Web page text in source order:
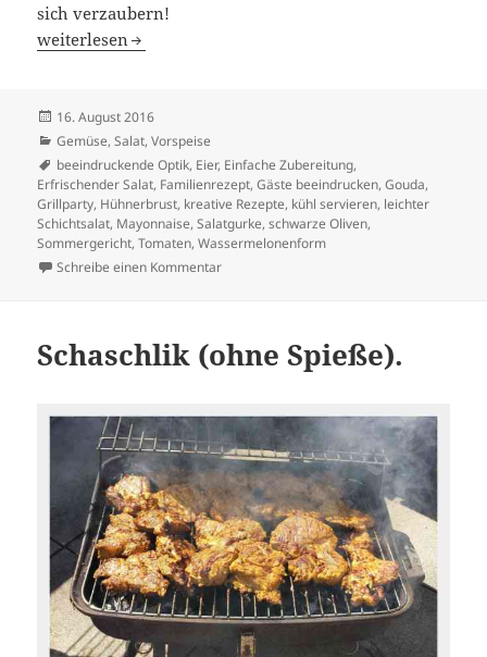
sich verzaubern!
Erfrischender, leichter Schichtsalat in
weiterlesen
Veröffentlicht
am
16. August 2016
Kategorien
Gemüse,Salat,Vorspeise
Schlagwörter
beeindruckende Optik, Eier, Einfache Zubereitung,
Erfrischender Salat, Familienrezept,Gäste beeindrucken,Gouda,
Grillparty, Hühnerbrust, kreative Rezepte, kühl servieren, leichter
Schichtsalat, Mayonnaise,Salatgurke,schwarze Oliven,
Sommergericht,Tomaten,Wassermelonenform
Schreibe einen Kommentarzu Erfrischender, leichter Schichtsalat in
Schaschlik (ohne Spieße).